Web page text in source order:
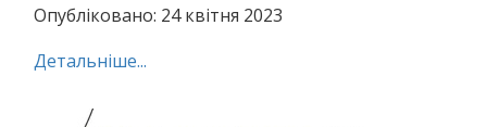
Опубліковано: 24 квітня 2023
Детальніше...